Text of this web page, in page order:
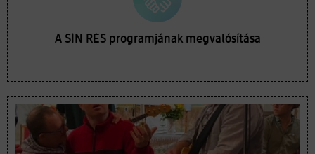
A SÍN RÉS programjának megvalósítása